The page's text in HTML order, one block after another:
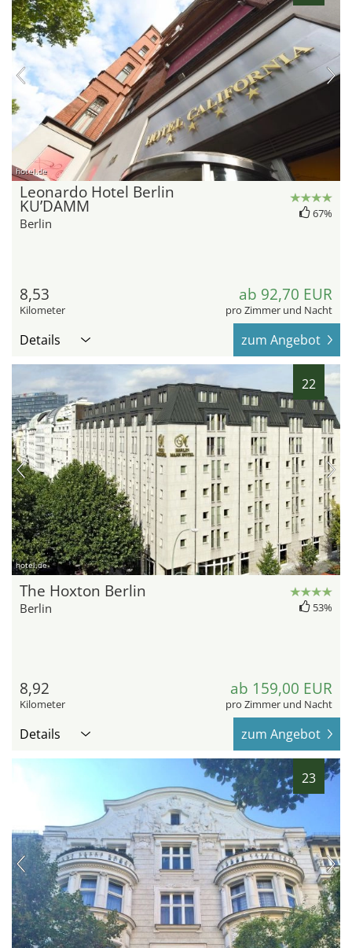
hotel.de
Leonardo Hotel Berlin
KU’DAMM
Berlin
67%
8,53
Kilometer
ab 92,70 EUR
pro Zimmer und Nacht
Details zum Angebot
22
hotel.de
The Hoxton Berlin
Berlin 53%
8,92
Kilometer
ab 159,00 EUR
pro Zimmer und Nacht
Details zum Angebot
23